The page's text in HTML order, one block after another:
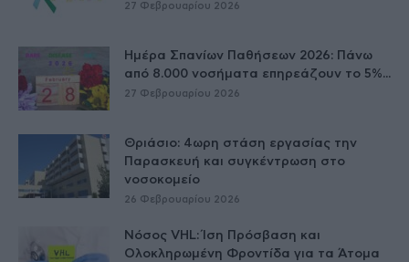
27 Φεβρουαρίου 2026
Ημέρα Σπανίων Παθήσεων 2026: Πάνω
από 8.000 νοσήματα επηρεάζουν το 5%...
27 Φεβρουαρίου 2026
Θριάσιο: 4ωρη στάση εργασίας την
Παρασκευή και συγκέντρωση στο
νοσοκομείο
26 Φεβρουαρίου 2026
Νόσος VHL: Ίση Πρόσβαση και
Ολοκληρωμένη Φροντίδα για τα Άτομα